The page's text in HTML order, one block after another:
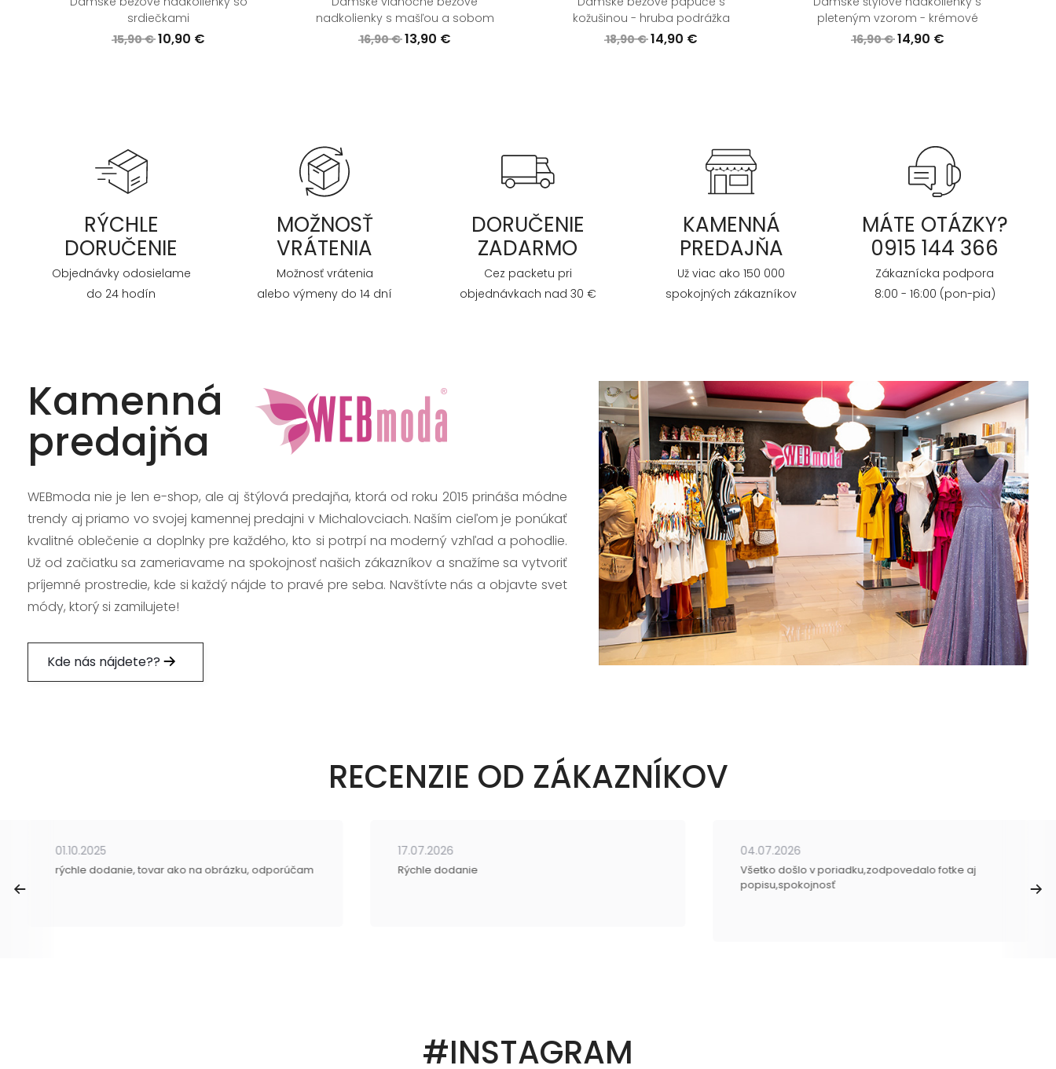
srdiečkami
15,90 € 10,90 €
nadkolienky s mašľou a sobom
16,90 € 13,90 €
kožušinou - hruba podrážka
18,90 € 14,90 €
pleteným vzorom - krémové
16,90 € 14,90 €
RÝCHLE
DORUČENIE
Objednávky odosielame
do 24 hodín
MOŽNOSŤ
VRÁTENIA
Možnosť vrátenia
alebo výmeny do 14 dní
DORUČENIE
ZADARMO
Cez packetu pri
objednávkach nad 30 €
KAMENNÁ
PREDAJŇA
Už viac ako 150 000
spokojných zákazníkov
MÁTE OTÁZKY?
0915 144 366
Zákaznícka podpora
8:00 - 16:00 (pon-pia)
Kamenná
predajňa
WEBmoda nie je len e-shop, ale aj štýlová predajňa, ktorá od roku 2015 prináša módne
trendy aj priamo vo svojej kamennej predajni v Michalovciach. Naším cieľom je ponúkať
kvalitné oblečenie a doplnky pre každého, kto si potrpí na moderný vzhľad a pohodlie.
Už od začiatku sa zameriavame na spokojnosť našich zákazníkov a snažíme sa vytvoriť
príjemné prostredie, kde si každý nájde to pravé pre seba. Navštívte nás a objavte svet
módy, ktorý si zamilujete!
Kde nás nájdete??
RECENZIE OD ZÁKAZNÍKOV
01.10.2025
rýchle dodanie, tovar ako na obrázku, odporúčam
17.07.2026
Rýchle dodanie
04.07.2026
Všetko došlo v poriadku,zodpovedalo fotke aj
popisu,spokojnosť
#INSTAGRAM